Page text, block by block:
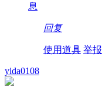
息
回复
使用道具 举报
yida0108